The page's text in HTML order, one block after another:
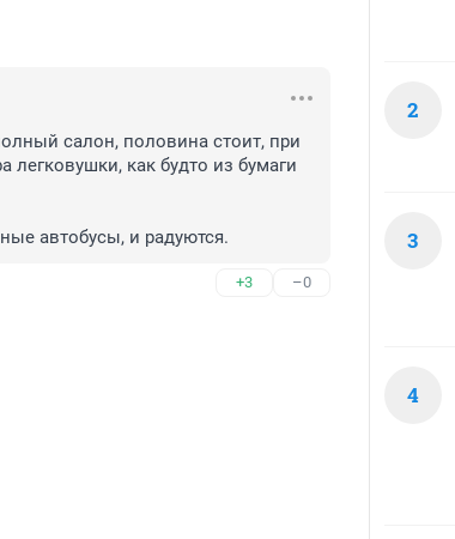
салон, половина стоит, при
легковушки, как будто из бумаги
автобусы, и радуются.
+3 –0
2
3
4